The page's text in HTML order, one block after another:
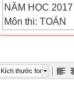
NĂM HỌC
Môn thi: TOÁN
Thời gian làm


Kích thước font